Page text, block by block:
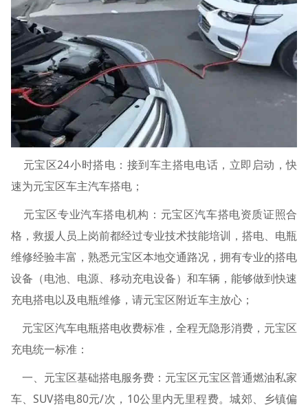
元宝区24小时搭电：接到车主搭电电话，立即启动，快
速为元宝区车主汽车搭电；
元宝区专业汽车搭电机构：元宝区汽车搭电资质证照合
格，救援人员上岗前都经过专业技术技能培训，搭电、电瓶
维修经验丰富，熟悉元宝区本地交通路况，拥有专业的搭电
设备（电池、电源、移动充电设备）和车辆，能够做到快速
充电搭电以及电瓶维修，请元宝区附近车主放心；
元宝区汽车电瓶搭电收费标准，全程无隐形消费，元宝区
充电统一标准：
一、元宝区基础搭电服务费：元宝区元宝区普通燃油私家
车、SUV搭电80元/次，10公里内无里程费。城郊、乡镇偏